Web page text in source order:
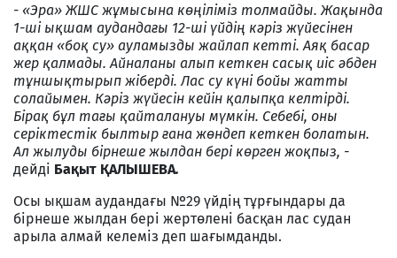
- «Эра» ЖШС жұмысына көңіліміз толмайды. Жақында
1-ші ықшам аудандағы 12-ші үйдің кәріз жүйесінен
аққан «боқ су» ауламызды жайлап кетті. Аяқ басар
жер қалмады. Айналаны алып кеткен сасық иіс әбден
тұншықтырып жіберді. Лас су күні бойы жатты
солайымен. Кәріз жүйесін кейін қалыпқа келтірді.
Бірақ бұл тағы қайталануы мүмкін. Себебі, оны
серіктестік былтыр ғана жөндеп кеткен болатын.
Ал жылуды бірнеше жылдан бері көрген жоқпыз, -
дейді Бақыт ҚАЛЫШЕВА.
Осы ықшам аудандағы №29 үйдің тұрғындары да
бірнеше жылдан бері жертөлені басқан лас судан
арыла алмай келеміз деп шағымданды.